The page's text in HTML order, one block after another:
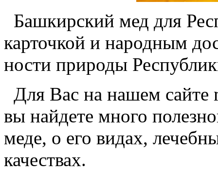
Башкирский мед для
карточкой и народным
ности природы
Для Вас на нашем сайте
вы найдете много
меде, о его видах,
качествах.